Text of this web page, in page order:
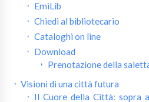
EmiLib
Chiedi al bibliotecario
Cataloghi on line
Download
Prenotazione della
Visioni di una città futura
Il Cuore della Città: sopra